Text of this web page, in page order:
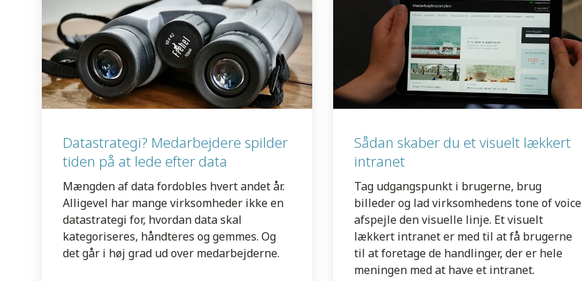
Datastrategi? Medarbejdere spilder
tiden på at lede efter data
Mængden af data fordobles hvert andet år.
Alligevel har mange virksomheder ikke en
datastrategi for, hvordan data skal
kategoriseres, håndteres og gemmes. Og
det går i høj grad ud over medarbejderne.
Sådan skaber du et visuelt lækkert
intranet
Tag udgangspunkt i brugerne, brug
billeder og lad virksomhedens tone of voice
afspejle den visuelle linje. Et visuelt
lækkert intranet er med til at få brugerne
til at foretage de handlinger, der er hele
meningen med at have et intranet.